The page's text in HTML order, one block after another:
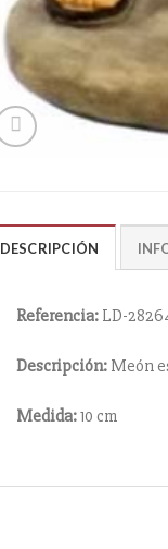
DESCRIPCIÓN
Referencia:LD-
Descripción:Meón
Medida:10 cm